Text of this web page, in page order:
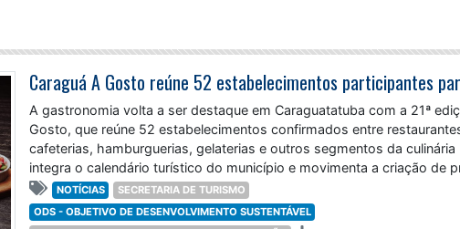
Caraguá A Gosto reúne 52 estabelecimentos participantes
A gastronomia volta a ser destaque em Caraguatatuba com a 21ª
Gosto, que reúne 52 estabelecimentos confirmados entre
cafeterias, hamburguerias, gelaterias e outros segmentos da
integra o calendário turístico do município e movimenta a criação de
duranteNOTÍCIAS
SECRETARIA DE TURISMO
ODS - OBJETIVO DE DESENVOLVIMENTO SUSTENTÁVEL
ODS 17 - PARCERIAS E MEIOS DE IMPLEMENTAÇÃO